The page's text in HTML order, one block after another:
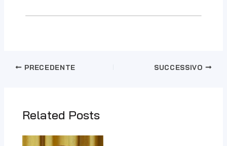
PRECEDENTE SUCCESSIVO
Related Posts